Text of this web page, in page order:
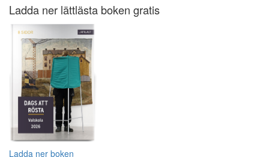
Ladda ner lättlästa boken gratis
Ladda ner boken